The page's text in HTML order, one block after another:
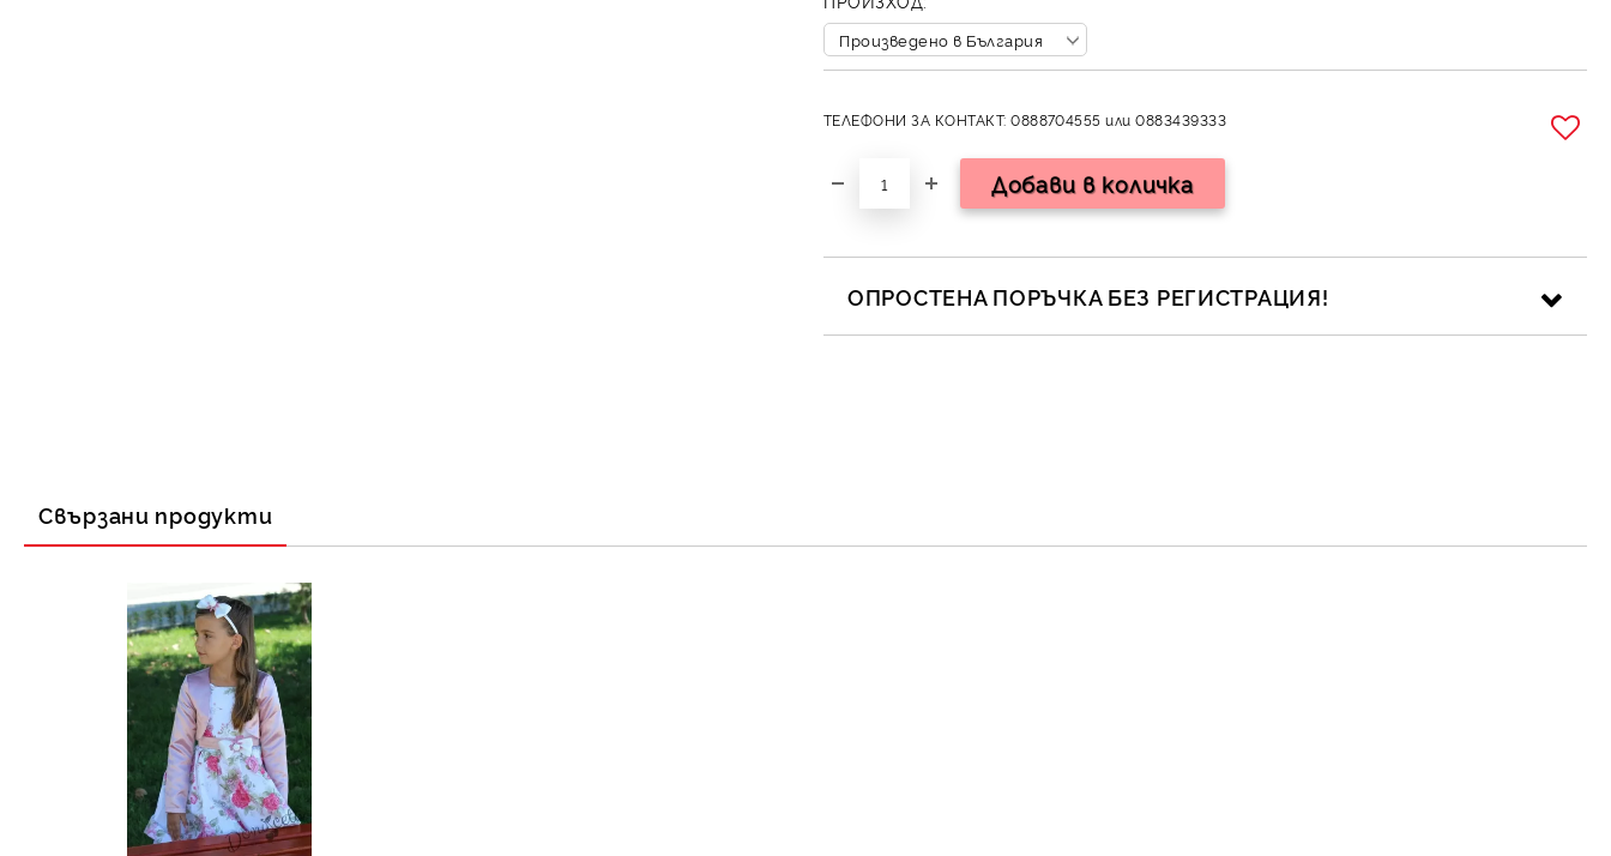
ТЕЛЕФОНИ ЗА КОНТАКТ: 0888704555 или 0883439333
ОПРОСТЕНА ПОРЪЧКА БЕЗ РЕГИСТРАЦИЯ!
Свързани продукти